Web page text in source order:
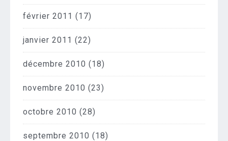
février 2011 (17)
janvier 2011 (22)
décembre 2010 (18)
novembre 2010 (23)
octobre 2010 (28)
septembre 2010 (18)